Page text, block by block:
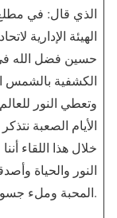
الذي قال: في
الهيئة الإدارية
حسين فضل الله في
الكشفية بالشمس
وتعطي النور
الأيام الصعبة
خلال هذا اللقاء
النور والحياة
المحبة وملء جسور التلاقي.